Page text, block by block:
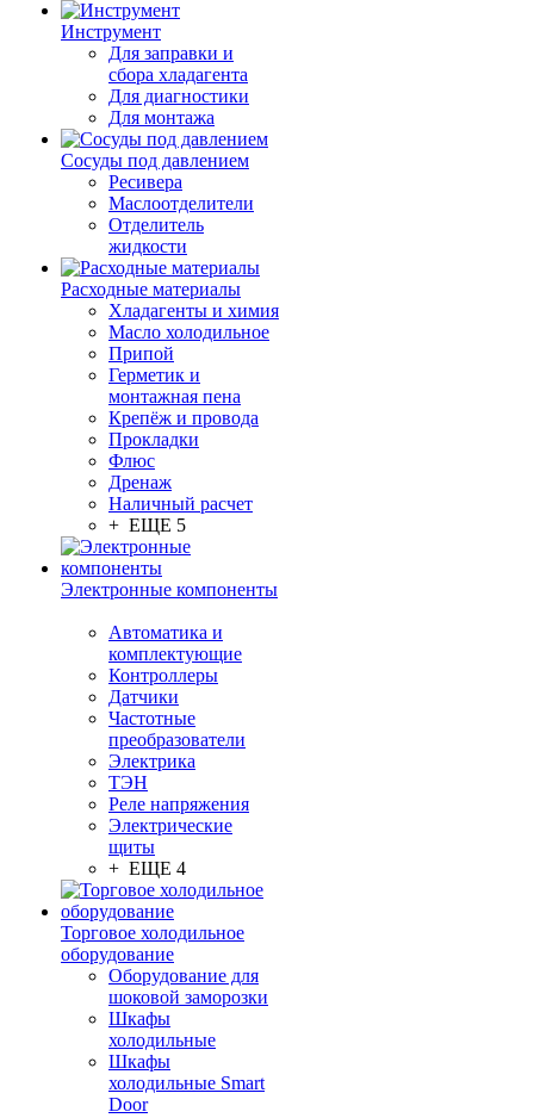
Инструмент
Для заправки и
сбора хладагента
Для диагностики
Для монтажа
Сосуды под давлением
Ресивера
Маслоотделители
Отделитель
жидкости
Расходные материалы
Хладагенты и химия
Масло холодильное
Припой
Герметик и
монтажная пена
Крепёж и провода
Прокладки
Флюс
Дренаж
Наличный расчет
+ ЕЩЕ 5
Электронные компоненты
Автоматика и
комплектующие
Контроллеры
Датчики
Частотные
преобразователи
Электрика
ТЭН
Реле напряжения
Электрические
щиты
+ ЕЩЕ 4
Торговое холодильное
оборудование
Оборудование для
шоковой заморозки
Шкафы
холодильные
Шкафы
холодильные Smart
Door